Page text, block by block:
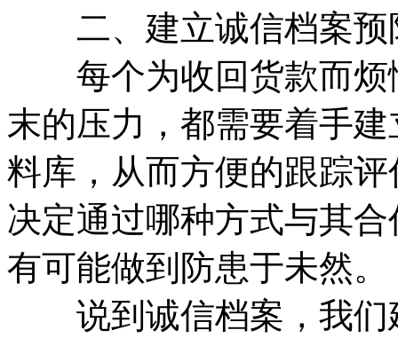
二、建立诚信档案预
每个为收回货款而烦
末的压力，都需要着手
料库，从而方便的跟踪
决定通过哪种方式与其
有可能做到防患于未然。
说到诚信档案，我们